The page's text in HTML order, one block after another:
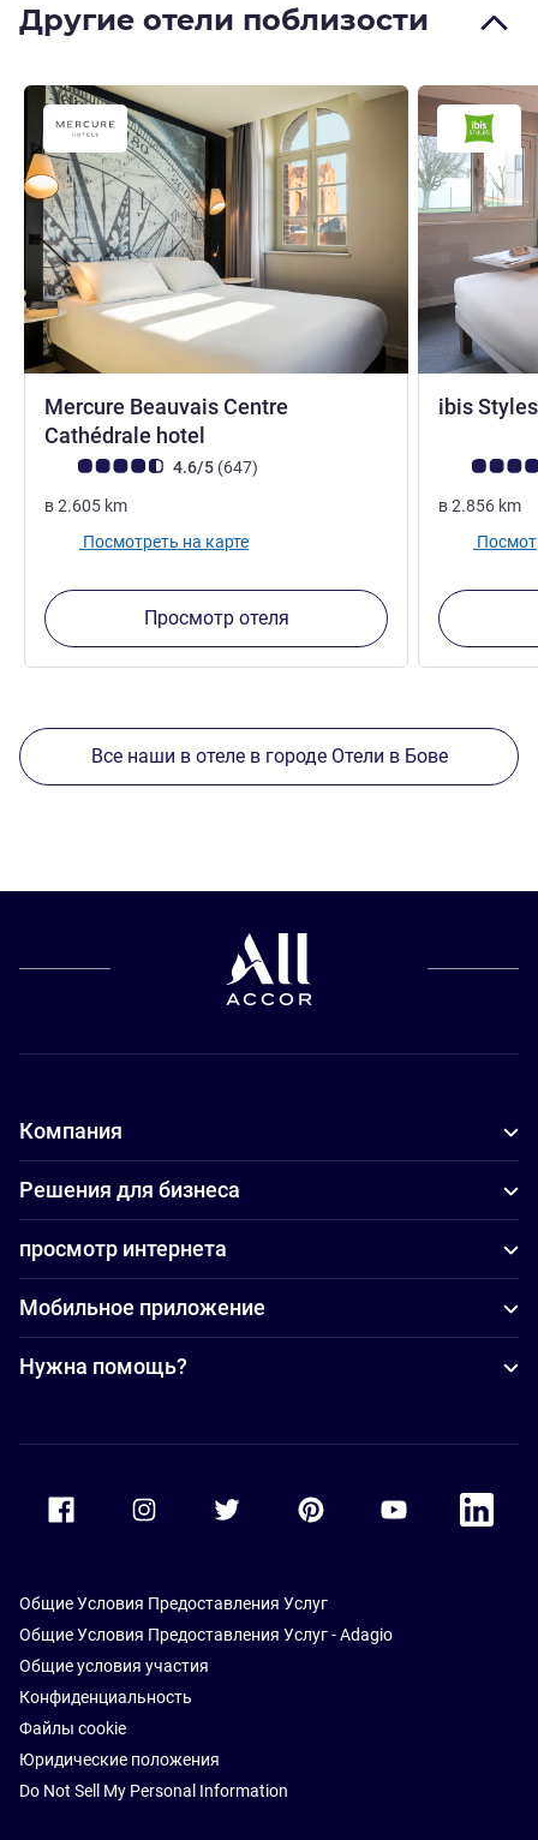
Другие отели поблизости
Mercure Beauvais Centre
Cathédrale hotel
Примечание: отзывы клиентов (Рейтинг ALL)
4.6/5 (647Отзывов
)
в2.605 km
Посмотреть на карте
Просмотр отеля
ibis
в2.856 km
Все наши в отеле в городе Отели в Бове
Компания
Решения для бизнеса
просмотр интернета
Мобильное приложение
Нужна помощь?
Accor Youtube
Accor
Общие Условия Предоставления Услуг
Общие Условия Предоставления Услуг - Adagio
Общие условия участия
Конфиденциальность
Файлы cookie
Юридические положения
Do Not Sell My Personal Information